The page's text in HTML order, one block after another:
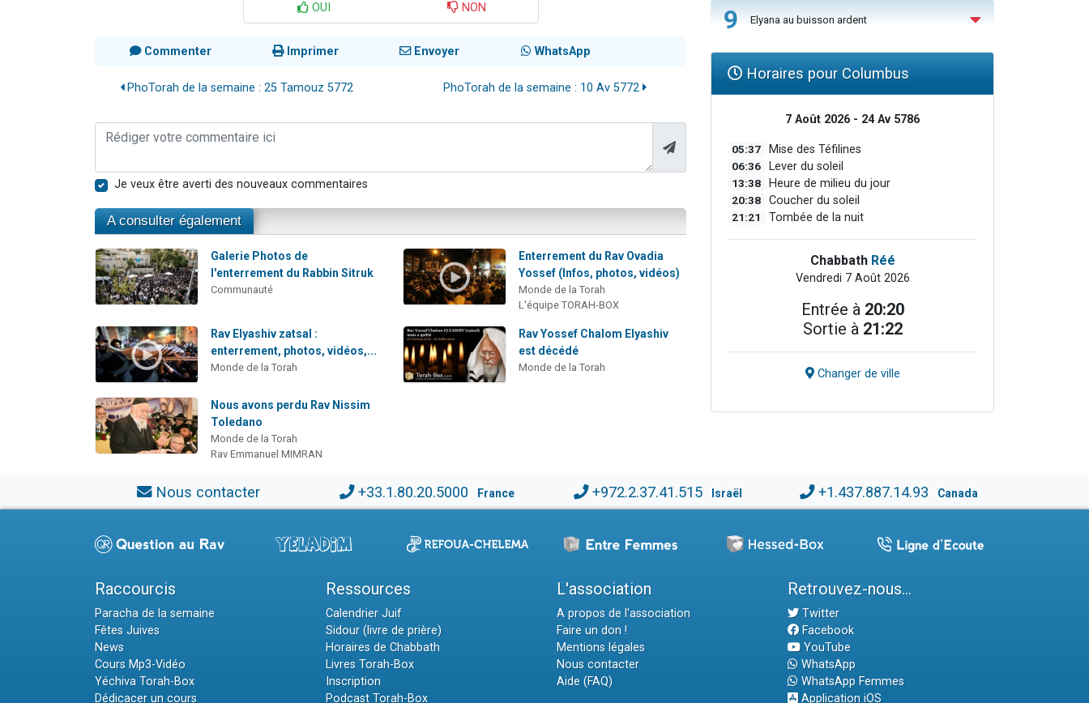
OUI NON
Commenter Imprimer Envoyer WhatsApp
PhoTorah de la semaine : 25 Tamouz 5772 PhoTorah de la semaine : 10 Av 5772
Je veux être averti des nouveaux commentaires
A consulter également
Galerie Photos de
l'enterrement du Rabbin Sitruk
Communauté
Enterrement du Rav Ovadia
Yossef (Infos, photos, vidéos)
Monde de la Torah
L'équipe TORAH-BOX
Rav Elyashiv zatsal :
enterrement, photos, vidéos,...
Monde de la Torah
Rav Yossef Chalom Elyashiv
est décédé
Monde de la Torah
Nous avons perdu Rav Nissim
Toledano
Monde de la Torah
Rav Emmanuel MIMRAN
9 Elyana au buisson ardent
Horaires pour Columbus
7 Août 2026 - 24 Av 5786
05:37 Mise des Téfilines
06:36 Lever du soleil
13:38 Heure de milieu du jour
20:38 Coucher du soleil
21:21 Tombée de la nuit
Chabbath Réé
Vendredi 7 Août 2026
Entrée à 20:20
Sortie à 21:22
Changer de ville
Nous contacter +33.1.80.20.5000 France +972.2.37.41.515 Israël +1.437.887.14.93 Canada
Raccourcis
Paracha de la semaine
Fêtes Juives
News
Cours Mp3-Vidéo
Yéchiva Torah-Box
Dédicacer un cours
Ressources
Calendrier Juif
Sidour (livre de prière)
Horaires de Chabbath
Livres Torah-Box
Inscription
Podcast Torah-Box
L'association
A propos de l'association
Faire un don !
Mentions légales
Nous contacter
Aide (FAQ)
Retrouvez-nous...
Twitter
Facebook
YouTube
WhatsApp
WhatsApp Femmes
Application iOS